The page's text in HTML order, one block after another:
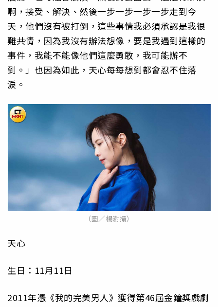
啊，接受、解決、然後一步一步一步一步走到今
天，他們沒有被打倒，這些事情我必須承認是我很
難共情，因為我沒有辦法想像，要是我遇到這樣的
事件，我能不能像他們這麼勇敢，我可能辦不
到。」也因為如此，天心每每想到都會忍不住落
淚。
（圖／楊澍攝）
天心
生日：11月11日
2011年憑《我的完美男人》獲得第46屆金鐘獎戲劇